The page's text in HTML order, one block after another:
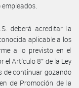
deberá acreditar la
aplicable a los
a lo previsto en el
el Artículo 8° de la Ley
de continuar gozando
de Promoción de la